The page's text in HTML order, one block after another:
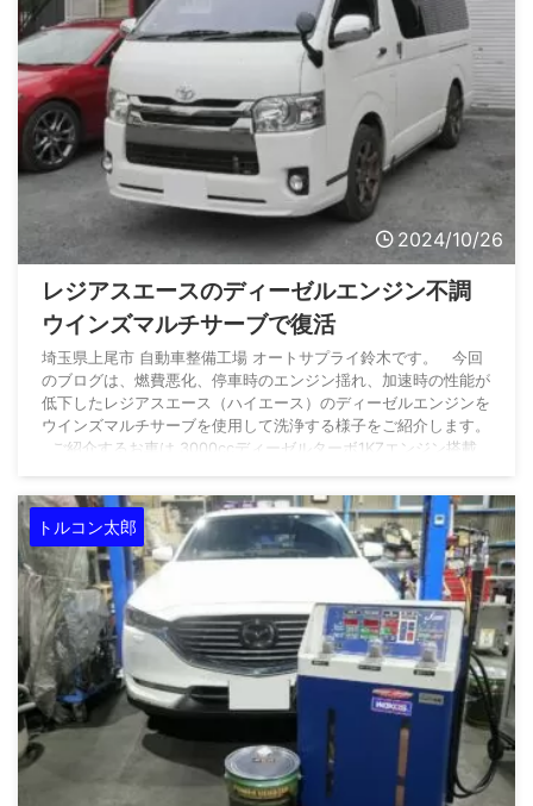
2024/10/26
レジアスエースのディーゼルエンジン不調
ウインズマルチサーブで復活
埼玉県上尾市 自動車整備工場 オートサプライ鈴木です。 今回
のブログは、燃費悪化、停車時のエンジン揺れ、加速時の性能が
低下したレジアスエース（ハイエース）のディーゼルエンジンを
ウインズマルチサーブを使用して洗浄する様子をご紹介します。
ご紹介するお車は 3000ccディーゼルターボ1KZエンジン搭載
KDH206V です。 長野県上田市よりご入庫いただきました。 数
ある自動車整備工場の中から、オートサプライ鈴 ...
トルコン太郎